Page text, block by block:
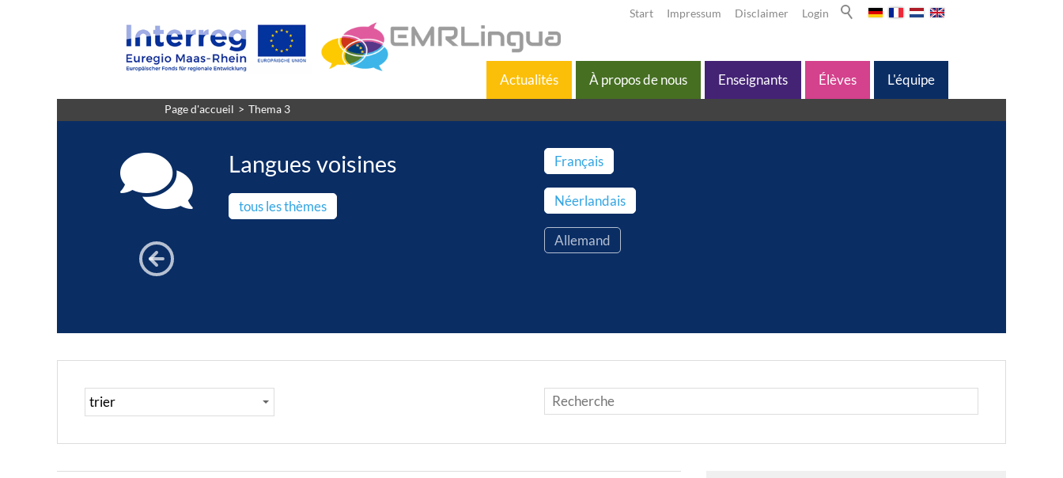
Login
Disclaimer
Impressum
Start
Actualités À propos de nous Enseignants Élèves L'équipe
Page d'accueil Thema 3
Langues voisines
tous les thèmes
Français
Néerlandais
Allemand